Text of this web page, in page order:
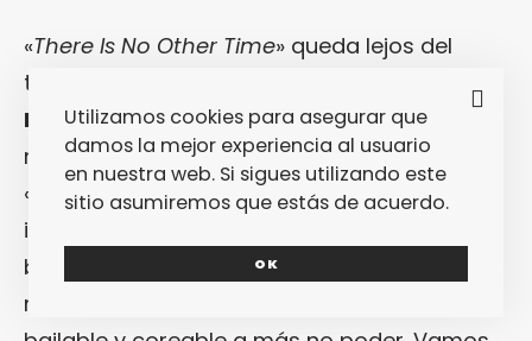
«There Is No Other Time» queda lejos del
terrorismo nu-ravero de los inicios de los
Klaxons… Y, oye, mucho mejor así. Pero
mientras que los singles extraídos de
«
Surfing The Void» sonaron forzados e
incluso desganados, en esta ocasión el trío
británico ha conseguido sacarse de la
manga un hit en potencia, pegadizo, fardón,
Utilizamos cookies para asegurar que
damos la mejor experiencia al usuario
en nuestra web. Si sigues utilizando este
sitio asumiremos que estás de acuerdo.
OK